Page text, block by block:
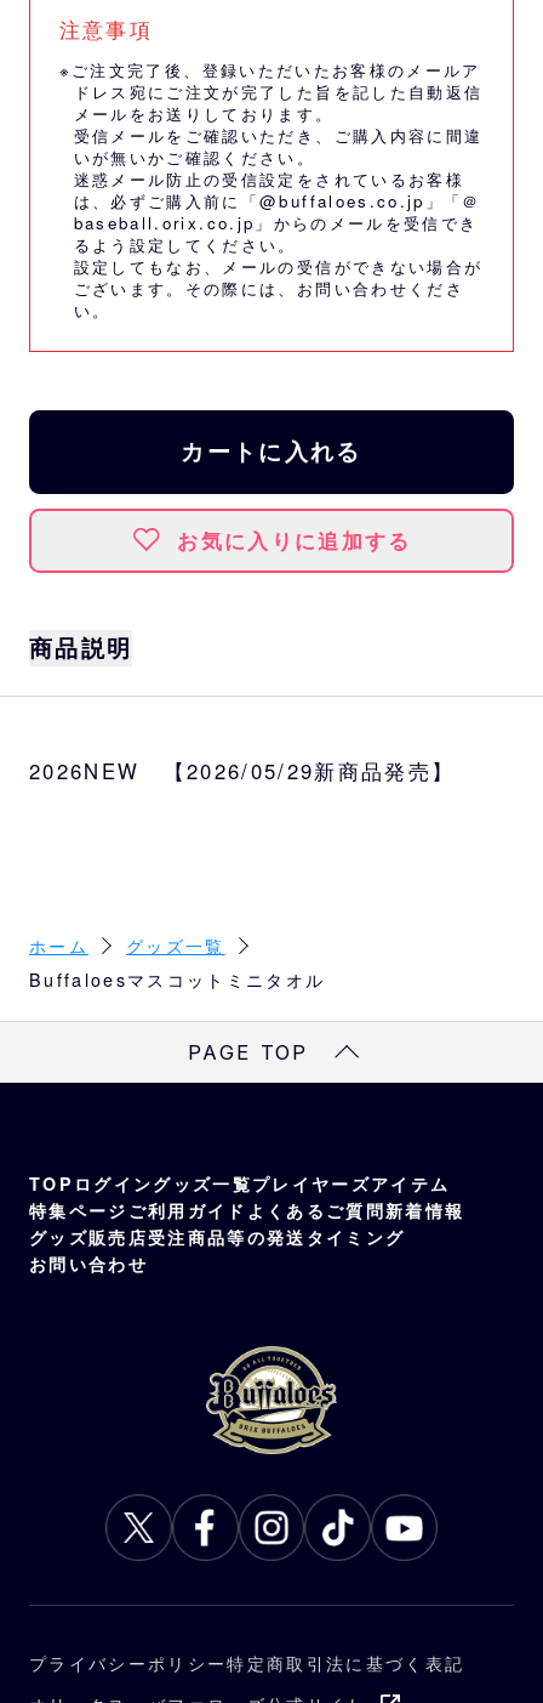
注意事項
※ご注文完了後、登録いただいたお客様のメールア
ドレス宛にご注文が完了した旨を記した自動返信
メールをお送りしております。
受信メールをご確認いただき、ご購入内容に間違
いが無いかご確認ください。
迷惑メール防止の受信設定をされているお客様
は、必ずご購入前に「@buffaloes.co.jp」「＠
baseball.orix.co.jp」からのメールを受信でき
るよう設定してください。
設定してもなお、メールの受信ができない場合が
ございます。その際には、 お問い合わせくださ
い。
カートに入れる
お気に入りに追加する
商品説明
種類
2026NEW 【2026/05/29新商品発売】
ホーム
グッズ一覧
Buffaloesマスコットミニタオル
PAGE TOP
TOP ログイングッズ一覧プレイヤーズアイテム
特集ページ ご利用ガイド よくあるご質問新着情報
グッズ販売店受注商品等の発送タイミング
お問い合わせ
プライバシーポリシー特定商取引法に基づく表記